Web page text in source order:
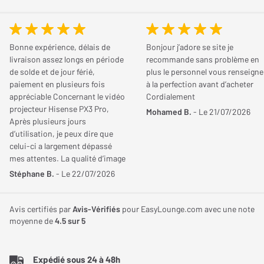
Gestion des câbles discrète
L'enceinte Earthquake Cinénova Clarté OW-C5 est équipée d'une
espace de vie.
Puissance en crête 600 Watts
Dimensions
Hauteur de l'enceinte 570 mm
Largeur de l'enceinte 330 mm
Profondeur de l'enceinte
Poids de l'enceinte
Bonne expérience, délais de
livraison assez longs en période
de solde et de jour férié,
paiement en plusieurs fois
appréciable Concernant le vidéo
projecteur Hisense PX3 Pro,
Après plusieurs jours
d’utilisation, je peux dire que
celui-ci a largement dépassé
mes attentes. La qualité d’image
est tout simplement
dans le noir. Les réglages d’usine
privilégient une température des
mes goûts. En passant
Stéphane B. - Le 22/07/2026
Bonjour j’adore se site je
recommande sans problème en
plus le personnel vous renseigne
à la perfection avant d’acheter
Cordialement
Mohamed B. - Le 21/07/2026
Avis certifiés parAvis-Vérifiés pour EasyLounge.com avec une note
moyenne de4.5sur 5
Expédié sous 24 à 48h